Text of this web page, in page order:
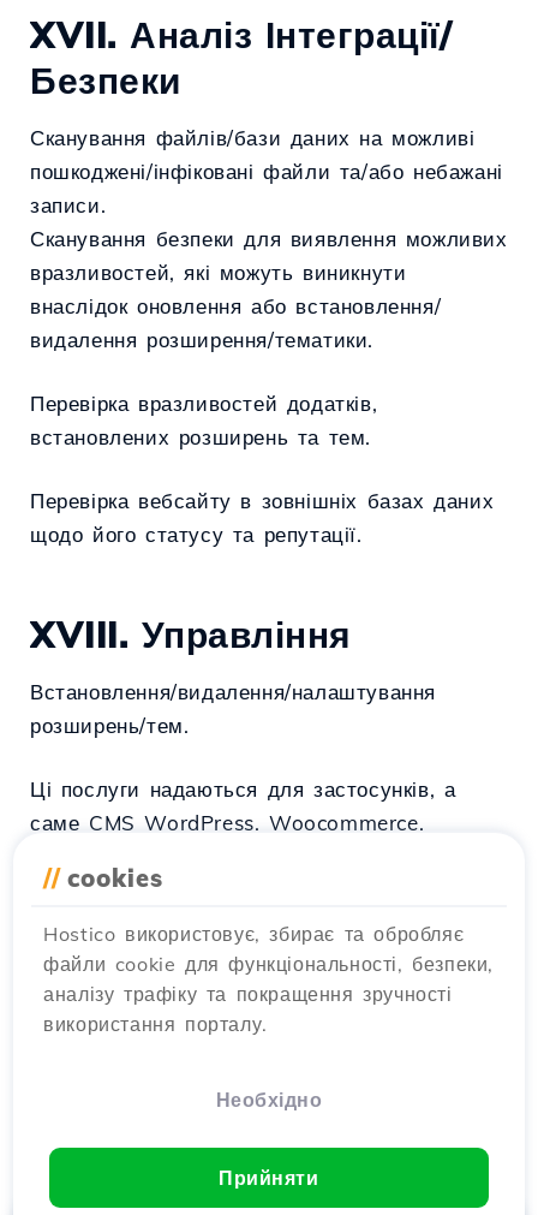
XVII. Аналіз Інтеграції/
Безпеки
Сканування файлів/бази даних на можливі
пошкоджені/інфіковані файли та/або небажані
записи.
Сканування безпеки для виявлення можливих
вразливостей, які можуть виникнути
внаслідок оновлення або встановлення/
видалення розширення/тематики.
Перевірка вразливостей додатків,
встановлених розширень та тем.
Перевірка вебсайту в зовнішніх базах даних
щодо його статусу та репутації.
XVIII. Управління
Встановлення/видалення/налаштування
розширень/тем.
Ці послуги надаються для застосунків, а
саме CMS WordPress, Woocommerce,
Drupal.
Послуга недоступна для застосунків, а саме
CMS, чия рідна функціональність або
розширена через різні розширення дозволяє
створення кількох сайтів / магазинів
// cookies
Hostico використовує, збирає та обробляє
файли cookie для функціональності, безпеки,
аналізу трафіку та покращення зручності
використання порталу.
Необхідно
Прийняти